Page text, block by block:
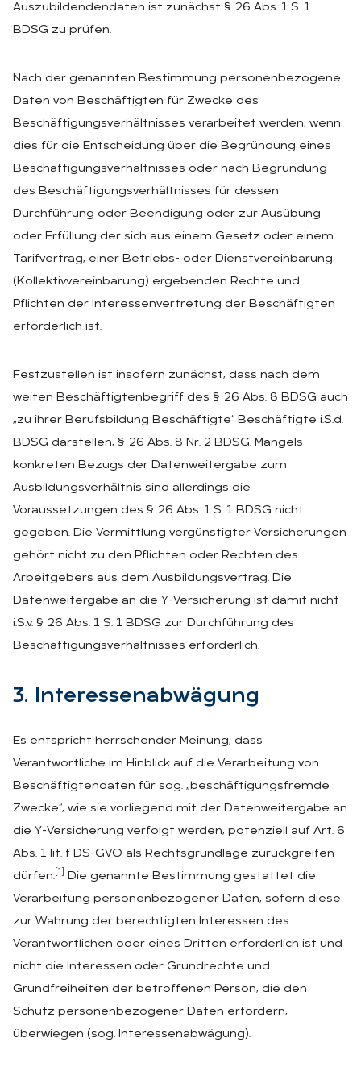
Auszubildendendaten ist zunächst § 26 Abs. 1 S. 1
BDSG zu prüfen.
Nach der genannten Bestimmung personenbezogene
Daten von Beschäftigten für Zwecke des
Beschäftigungsverhältnisses verarbeitet werden, wenn
dies für die Entscheidung über die Begründung eines
Beschäftigungsverhältnisses oder nach Begründung
des Beschäftigungsverhältnisses für dessen
Durchführung oder Beendigung oder zur Ausübung
oder Erfüllung der sich aus einem Gesetz oder einem
Tarifvertrag, einer Betriebs- oder Dienstvereinbarung
(Kollektivvereinbarung) ergebenden Rechte und
Pflichten der Interessenvertretung der Beschäftigten
erforderlich ist.
Festzustellen ist insofern zunächst, dass nach dem
weiten Beschäftigtenbegriff des § 26 Abs. 8 BDSG auch
„zu ihrer Berufsbildung Beschäftigte“ Beschäftigte i.S.d.
BDSG darstellen, § 26 Abs. 8 Nr. 2 BDSG. Mangels
konkreten Bezugs der Datenweitergabe zum
Ausbildungsverhältnis sind allerdings die
Voraussetzungen des § 26 Abs. 1 S. 1 BDSG nicht
gegeben. Die Vermittlung vergünstigter Versicherungen
gehört nicht zu den Pflichten oder Rechten des
Arbeitgebers aus dem Ausbildungsvertrag. Die
Datenweitergabe an die Y-Versicherung ist damit nicht
i.S.v. § 26 Abs. 1 S. 1 BDSG zur Durchführung des
Beschäftigungsverhältnisses erforderlich.
3. In­ter­es­sen­ab­wä­gung
Es entspricht herrschender Meinung, dass
Verantwortliche im Hinblick auf die Verarbeitung von
Beschäftigtendaten für sog. „beschäftigungsfremde
Zwecke“, wie sie vorliegend mit der Datenweitergabe an
die Y-Versicherung verfolgt werden, potenziell auf Art. 6
Abs. 1 lit. f DS-GVO als Rechtsgrundlage zurückgreifen
dürfen. [1]
Die genannte Bestimmung gestattet die
Verarbeitung personenbezogener Daten, sofern diese
zur Wahrung der berechtigten Interessen des
Verantwortlichen oder eines Dritten erforderlich ist und
nicht die Interessen oder Grundrechte und
Grundfreiheiten der betroffenen Person, die den
Schutz personenbezogener Daten erfordern,
überwiegen (sog. Interessenabwägung).